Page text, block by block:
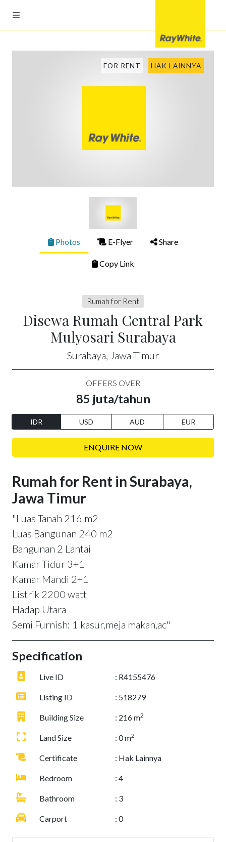
FOR RENT HAK LAINNYA
Photos E-Flyer Share
Copy Link
Rumah for Rent
Disewa Rumah Central Park
Mulyosari Surabaya
Surabaya, Jawa Timur
OFFERS OVER
85 juta/tahun
IDR USD AUD EUR
ENQUIRE NOW
Rumah for Rent in Surabaya,
Jawa Timur
"Luas Tanah 216 m2
Luas Bangunan 240 m2
Bangunan 2 Lantai
Kamar Tidur 3+1
Kamar Mandi 2+1
Listrik 2200 watt
Hadap Utara
Semi Furnish: 1 kasur,meja makan,ac"
Specification
Live ID : R4155476
Listing ID : 518279
Building Size : 216 m2
Land Size : 0 m2
Certificate : Hak Lainnya
Bedroom : 4
Bathroom : 3
Carport : 0